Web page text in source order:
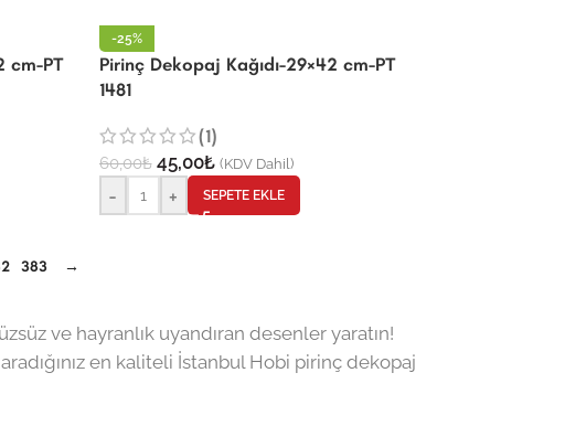
cm-PT
-25%
Pirinç Dekopaj Kağıdı-29×42 cm-PT
1481
(1)
60,00₺ 45,00₺ (KDV Dahil)
- + SEPETE EKLE
383 →
ve hayranlık uyandıran desenler yaratın!
en kaliteli İstanbul Hobi pirinç dekopaj